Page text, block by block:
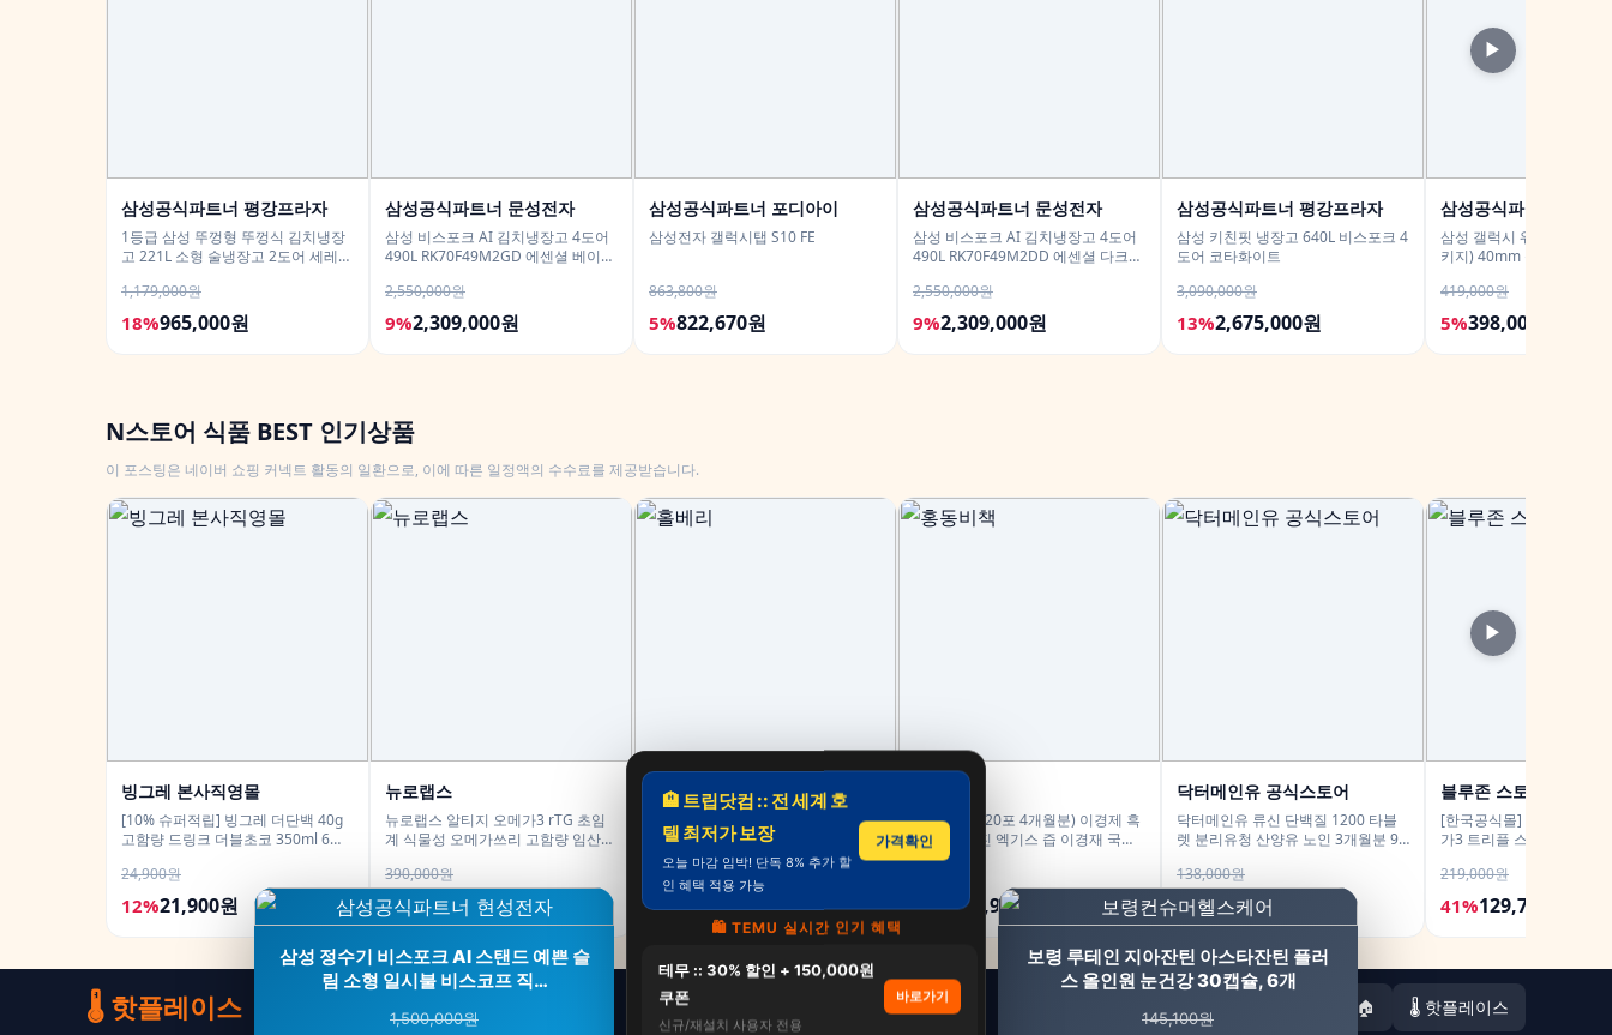
삼성공식파트너 평강프라자
1등급 삼성 뚜껑형 뚜껑식 김치냉장
고 221L 소형 술냉장고 2도어 세레네
1,179,000원
18%965,000원
삼성공식파트너 문성전자
삼성 비스포크 AI 김치냉장고 4도어
490L RK70F49M2GD 에센셜 베이지
2,550,000원
9%2,309,000원
삼성공식파트너 포디아이
삼성전자 갤럭시탭 S10 FE
863,800원
5%822,670원
삼성공식파트너 문성전자
삼성 비스포크 AI 김치냉장고 4도어
490L RK70F49M2DD 에센셜 다크메
2,550,000원
9%2,309,000원
삼성공식파트너 평강프라자
삼성 키친핏 냉장고 640L 비스포크 4
도어 코타화이트
3,090,000원
13%2,675,000원
삼성공식파트너 dmac
삼성 갤럭시 워치8 (강화
키지) 40mm 블루투스 (히
419,000원
5%398,000원
▶
N스토어 식품 BEST 인기상품
이 포스팅은 네이버 쇼핑 커넥트 활동의 일환으로, 이에 따른 일정액의 수수료를 제공받습니다.
빙그레 본사직영몰
[10% 슈퍼적립] 빙그레 더단백 40g
고함량 드링크 더블초코 350ml 6개
24,900원
12%21,900원
뉴로랩스
뉴로랩스 알티지 오메가3 rTG 초임
계 식물성 오메가쓰리 고함량 임산부
390,000원
55%175,500원
홀베리
홀베리 유기농 레몬즙 대용량 PET
500ml, 6개
59,400원
24%45,400원
(총 4박스 120포 4개월분) 이경제 흑
염소 진액 진 엑기스 즙 이경재 국내
산 리뉴얼 70ml 30포, 4개
22%179,900원
닥터메인유 공식스토어
닥터메인유 류신 단백질 1200 타블
렛 분리유청 산양유 노인 3개월분 90
138,000원
38%84,900원
블루존 스토어
[한국공식몰] 스포츠리서
가3 트리플 스트렝스 알래
219,000원
41%129,700원
▶
🌡️ 핫플레이스 🏠 🌡️ 핫플레이스
🏨 트립닷컴 :: 전 세계 호
텔 최저가 보장
오늘 마감 임박! 단독 8% 추가 할
인 혜택 적용 가능
가격확인
🛍️ TEMU 실시간 인기 혜택
테무 :: 30% 할인 + 150,000원
쿠폰
신규/재설치 사용자 전용
바로가기
보령 루테인 지아잔틴 아스타잔틴 플러
스 올인원 눈건강 30캡슐, 6개
145,100원
삼성 정수기 비스포크 AI 스탠드 예쁜 슬
림 소형 일시불 비스코프 직…
1,500,000원